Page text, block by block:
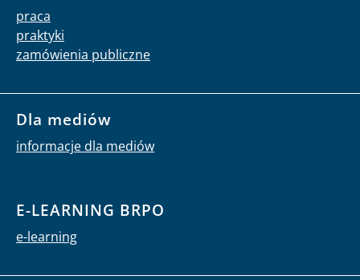
praca
praktyki
zamówienia publiczne
Dla mediów
informacje dla mediów
E-LEARNING BRPO
e-learning